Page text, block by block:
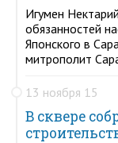
Игумен
обязанностей
Японского в
митрополит
13 ноября 15
В сквере